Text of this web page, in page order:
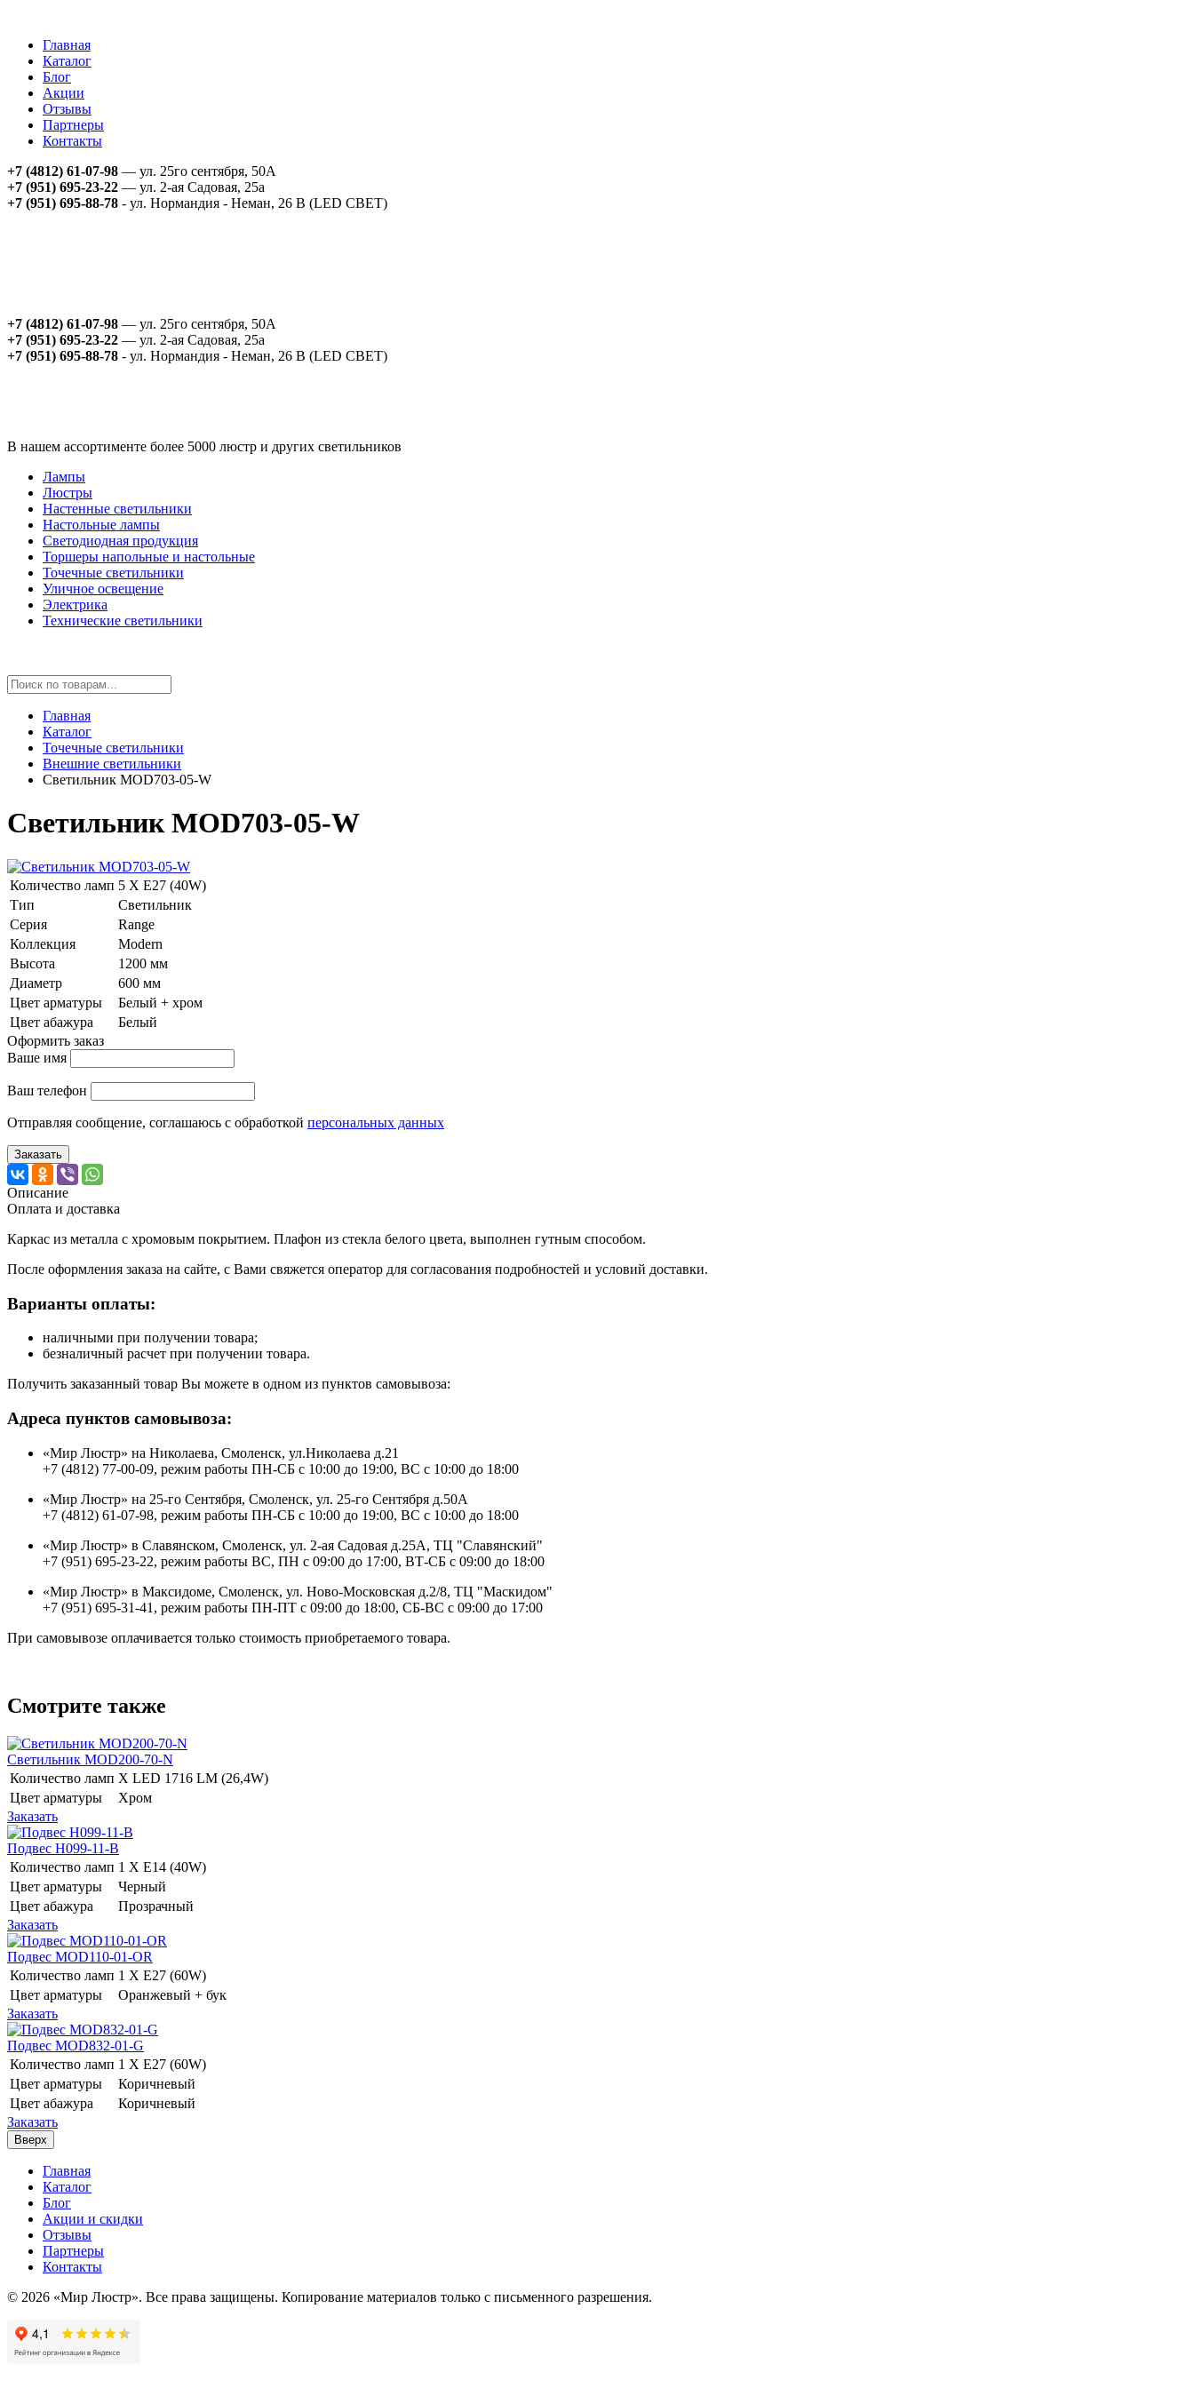
Главная
Каталог
Блог
Акции
Отзывы
Партнеры
Контакты
+7 (4812) 61-07-98 — ул. 25го сентября, 50А
+7 (951) 695-23-22 — ул. 2-ая Садовая, 25а
+7 (951) 695-88-78 - ул. Нормандия - Неман, 26 В (LED СВЕТ)
+7 (4812) 61-07-98 — ул. 25го сентября, 50А
+7 (951) 695-23-22 — ул. 2-ая Садовая, 25а
+7 (951) 695-88-78 - ул. Нормандия - Неман, 26 В (LED СВЕТ)
В нашем ассортименте более 5000 люстр и других светильников
Лампы
Люстры
Настенные светильники
Настольные лампы
Светодиодная продукция
Торшеры напольные и настольные
Точечные светильники
Уличное освещение
Электрика
Технические светильники
Главная
Каталог
Точечные светильники
Внешние светильники
Светильник MOD703-05-W
Светильник MOD703-05-W
Количество ламп 5 Х E27 (40W)
Тип
Светильник
Серия
Range
Коллекция
Modern
Высота
1200 мм
Диаметр
600 мм
Цвет арматуры
Белый + хром
Цвет абажура
Белый
Оформить заказ
Ваше имя
Ваш телефон
Отправляя сообщение, соглашаюсь с обработкой персональных данных
Заказать
Описание
Оплата и доставка
Каркас из металла с хромовым покрытием. Плафон из стекла белого цвета, выполнен гутным способом.
После оформления заказа на сайте, с Вами свяжется оператор для согласования подробностей и условий доставки.
Варианты оплаты:
наличными при получении товара;
безналичный расчет при получении товара.
Получить заказанный товар Вы можете в одном из пунктов самовывоза:
Адреса пунктов самовывоза:
«Мир Люстр» на Николаева, Смоленск, ул.Николаева д.21
+7 (4812) 77-00-09, режим работы ПН-СБ с 10:00 до 19:00, ВС с 10:00 до 18:00
«Мир Люстр» на 25-го Сентября, Смоленск, ул. 25-го Сентября д.50А
+7 (4812) 61-07-98, режим работы ПН-СБ с 10:00 до 19:00, ВС с 10:00 до 18:00
«Мир Люстр» в Славянском, Смоленск, ул. 2-ая Садовая д.25А, ТЦ "Славянский"
+7 (951) 695-23-22, режим работы ВС, ПН с 09:00 до 17:00, ВТ-СБ с 09:00 до 18:00
«Мир Люстр» в Максидоме, Смоленск, ул. Ново-Московская д.2/8, ТЦ "Маскидом"
+7 (951) 695-31-41, режим работы ПН-ПТ с 09:00 до 18:00, СБ-ВС с 09:00 до 17:00
При самовывозе оплачивается только стоимость приобретаемого товара.
Смотрите также
Светильник MOD200-70-N
Количество ламп Х LED 1716 LM (26,4W)
Цвет арматуры
Хром
Заказать
Подвес H099-11-B
Количество ламп 1 Х E14 (40W)
Цвет арматуры
Черный
Цвет абажура
Прозрачный
Заказать
Подвес MOD110-01-OR
Количество ламп 1 Х E27 (60W)
Цвет арматуры
Оранжевый + бук
Заказать
Подвес MOD832-01-G
Количество ламп 1 Х E27 (60W)
Цвет арматуры
Коричневый
Цвет абажура
Коричневый
Заказать
Вверх
Главная
Каталог
Блог
Акции и скидки
Отзывы
Партнеры
Контакты
© 2026 «Мир Люстр». Все права защищены. Копирование материалов только с письменного разрешения.